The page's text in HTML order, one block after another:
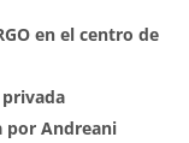
en el centro de
privada
por Andreani